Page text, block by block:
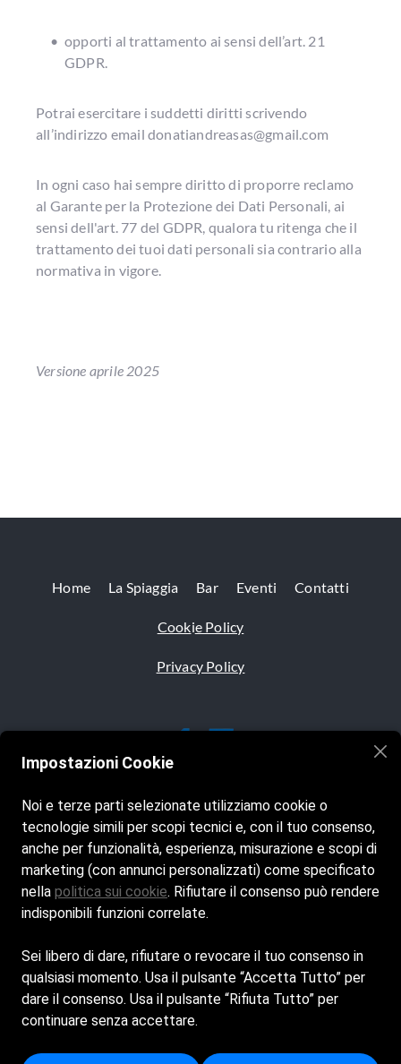
opporti al trattamento ai sensi dell’art. 21
GDPR.
Potrai esercitare i suddetti diritti scrivendo
all’indirizzo email donatiandreasas@gmail.com
In ogni caso hai sempre diritto di proporre reclamo
al Garante per la Protezione dei Dati Personali, ai
sensi dell'art. 77 del GDPR, qualora tu ritenga che il
trattamento dei tuoi dati personali sia contrario alla
normativa in vigore.
Versione aprile 2025
Home La Spiaggia Bar Eventi Contatti
Cookie Policy
Privacy Policy
Siamo aperti tutti i giorni dalle 8:00 alle 20:00
Seguici sui nostri social
DONATI ANDREA E C. - SOCIETA' IN ACCOMANDITA
SEMPLICE - Sede Legale: VIALE UGO BASSI 26 47923
p.i/c.f: 04111260404 - Numero REA: FO - 330208
Impostazioni Cookie
Noi e terze parti selezionate utilizziamo cookie o
tecnologie simili per scopi tecnici e, con il tuo consenso,
anche per funzionalità, esperienza, misurazione e scopi di
marketing (con annunci personalizzati) come specificato
nella politica sui cookie. Rifiutare il consenso può rendere
indisponibili funzioni correlate.
Sei libero di dare, rifiutare o revocare il tuo consenso in
qualsiasi momento. Usa il pulsante “Accetta Tutto” per
dare il consenso. Usa il pulsante “Rifiuta Tutto” per
continuare senza accettare.